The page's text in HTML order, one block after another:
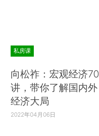
私房课
向松祚：宏观经济70
讲，带你了解国内外
经济大局
2022年04月06日